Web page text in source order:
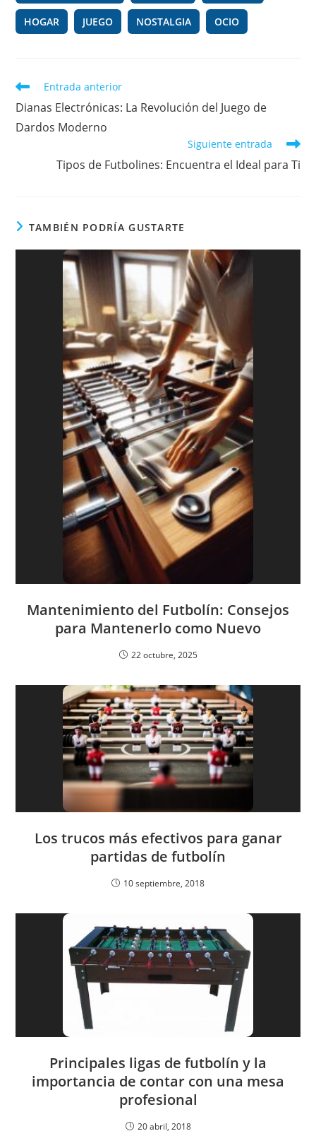
k
HOGAR JUEGO NOSTALGIA OCIO
Leer
artículos
Entrada anterior
Dianas Electrónicas: La Revolución del Juego de
Dardos Moderno
Siguiente entrada
Tipos de Futbolines: Encuentra el Ideal para Ti
TAMBIÉN PODRÍA GUSTARTE
Mantenimiento del Futbolín: Consejos
para Mantenerlo como Nuevo
22 octubre, 2025
Los trucos más efectivos para ganar
partidas de futbolín
10 septiembre, 2018
Principales ligas de futbolín y la
importancia de contar con una mesa
profesional
20 abril, 2018